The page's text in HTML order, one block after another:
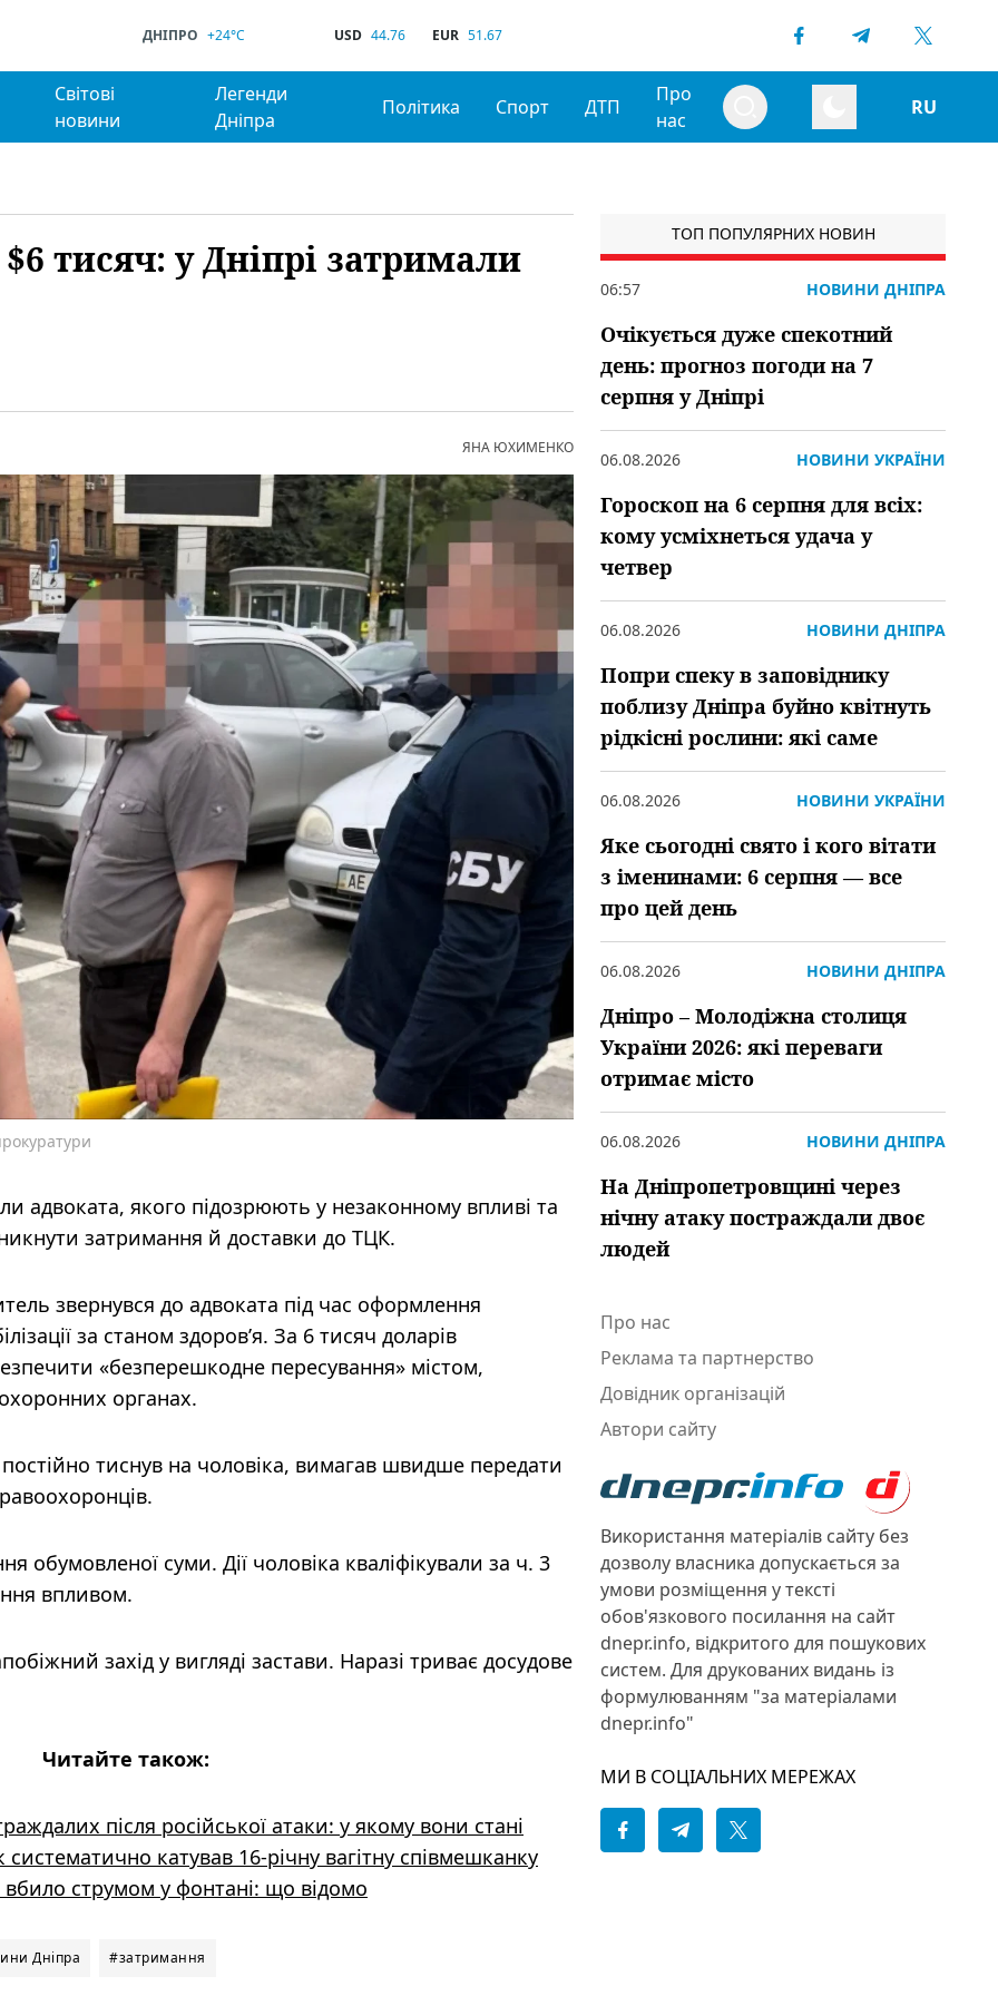
ДНІПРО +24°C USD 44.76 EUR 51.67
Світові
новини
Легенди
Дніпра
Політика Спорт ДТП
Про
нас
RU
тисяч: у Дніпрі затримали
ЯНА ЮХИМЕНКО
адвоката, якого підозрюють у незаконному впливі та
затримання й доставки до ТЦК.
звернувся до адвоката під час оформлення
за станом здоров’я. За 6 тисяч доларів
«безперешкодне пересування» містом,
органах.
тиснув на чоловіка, вимагав швидше передати
обумовленої суми. Дії чоловіка кваліфікували за ч. 3
впливом.
захід у вигляді застави. Наразі триває досудове
Читайте також:
після російської атаки: у якому вони стані
катував 16-річну вагітну співмешканку
струмом у фонтані: що відомо
Дніпра #затримання
ТОП ПОПУЛЯРНИХ НОВИН
06:57 НОВИНИ ДНІПРА
Очікується дуже спекотний
день: прогноз погоди на 7
серпня у Дніпрі
06.08.2026 НОВИНИ УКРАЇНИ
Гороскоп на 6 серпня для всіх:
кому усміхнеться удача у
четвер
06.08.2026 НОВИНИ ДНІПРА
Попри спеку в заповіднику
поблизу Дніпра буйно квітнуть
рідкісні рослини: які саме
06.08.2026 НОВИНИ УКРАЇНИ
Яке сьогодні свято і кого вітати
з іменинами: 6 серпня — все
про цей день
06.08.2026 НОВИНИ ДНІПРА
Дніпро – Молодіжна столиця
України 2026: які переваги
отримає місто
06.08.2026 НОВИНИ ДНІПРА
На Дніпропетровщині через
нічну атаку постраждали двоє
людей
Про нас
Реклама та партнерство
Довідник організацій
Автори сайту
Використання матеріалів сайту без
дозволу власника допускається за
умови розміщення у тексті
обов'язкового посилання на сайт
dnepr.info, відкритого для пошукових
систем. Для друкованих видань із
формулюванням "за матеріалами
dnepr.info"
МИ В СОЦІАЛЬНИХ МЕРЕЖАХ